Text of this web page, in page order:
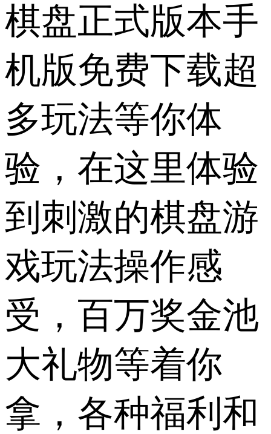
棋盘正式版本手
机版免费下载超
多玩法等你体
验，在这里体验
到刺激的棋盘游
戏玩法操作感
受，百万奖金池
大礼物等着你
拿，各种福利和